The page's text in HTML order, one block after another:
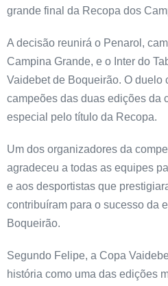
grande final da Recopa dos
A decisão reunirá o Penarol,
Campina Grande, e o Inter do
Vaidebet de Boqueirão. O duelo
campeões das duas edições da
especial pelo título da Recopa.
Um dos organizadores da
agradeceu a todas as equipes
e aos desportistas que
contribuíram para o sucesso da
Boqueirão.
Segundo Felipe, a Copa
história como uma das edições